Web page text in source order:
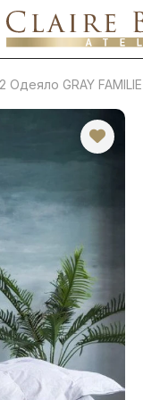
Одеяло GRAY